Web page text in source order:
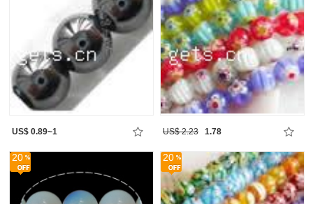
US$ 0.89~1 US$ 2.23 1.78
20 20